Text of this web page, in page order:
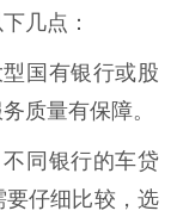
几点：
国有银行或股
质量有保障。
同银行的车贷
仔细比较，选